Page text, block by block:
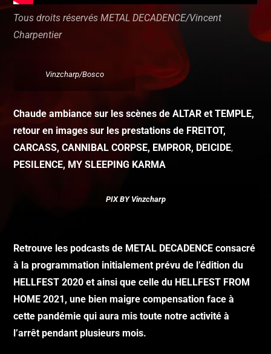
Tous droits réservés METAL DECADENCE/Vincent
Charpentier
Vinzcharp/Bosco
Chaude ambiance sur les scènes de ALTAR et TEMPLE,
retour en images sur les prestations de FREITOT,
CARCASS, CANNIBAL CORPSE, EMPROR, DEICIDE,
PESILENCE, MY SLEEPING KARMA
PIX BY Vinzcharp
Retrouve les podcasts de METAL DECADENCE consacré
à la programmation initialement prévu de l’édition du
HELLFEST 2020 et ainsi que celle du HELLFEST FROM
HOME 2021, une bien maigre compensation face à
cette pandémie qui aura mis toute notre activité à
l’arrêt pendant plusieurs mois.